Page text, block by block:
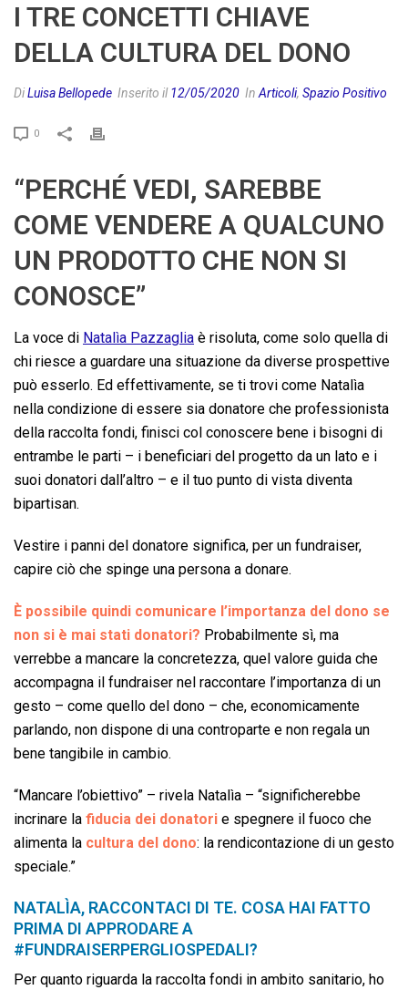
I TRE CONCETTI CHIAVE
DELLA CULTURA DEL DONO
DiLuisa Bellopede Inserito il12/05/2020 InArticoli, Spazio Positivo
0
“PERCHÉ VEDI, SAREBBE
COME VENDERE A QUALCUNO
UN PRODOTTO CHE NON SI
CONOSCE”
La voce di Natalìa Pazzaglia è risoluta, come solo quella di
chi riesce a guardare una situazione da diverse prospettive
può esserlo. Ed effettivamente, se ti trovi come Natalìa
nella condizione di essere sia donatore che professionista
della raccolta fondi, finisci col conoscere bene i bisogni di
entrambe le parti – i beneficiari del progetto da un lato e i
suoi donatori dall’altro – e il tuo punto di vista diventa
bipartisan.
Vestire i panni del donatore significa, per un fundraiser,
capire ciò che spinge una persona a donare.
È possibile quindi comunicare l’importanza del dono se
non si è mai stati donatori? Probabilmente sì, ma
verrebbe a mancare la concretezza, quel valore guida che
accompagna il fundraiser nel raccontare l’importanza di un
gesto – come quello del dono – che, economicamente
parlando, non dispone di una controparte e non regala un
bene tangibile in cambio.
“Mancare l’obiettivo” – rivela Natalìa – “significherebbe
incrinare la fiducia dei donatori e spegnere il fuoco che
alimenta la cultura del dono: la rendicontazione di un gesto
speciale.”
NATALÌA, RACCONTACI DI TE. COSA HAI FATTO
PRIMA DI APPRODARE A
#FUNDRAISERPERGLIOSPEDALI?
Per quanto riguarda la raccolta fondi in ambito sanitario, ho